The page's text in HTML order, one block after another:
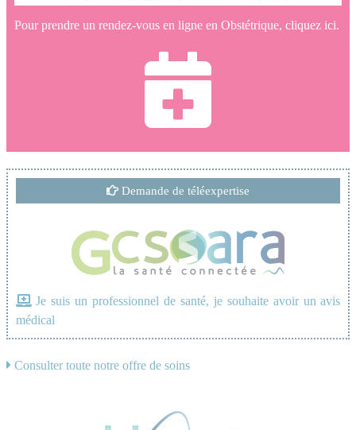
Pour prendre un rendez-vous en ligne en Obstétrique, cliquez ici.
Demande de téléexpertise
Je suis un professionnel de santé, je souhaite avoir un avis
médical
Consulter toute notre offre de soins